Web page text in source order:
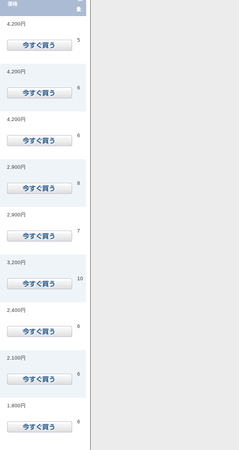
価格
量.
4,200円
5
4,200円
6
4,200円
6
2,900円
8
2,900円
7
3,200円
10
2,400円
6
2,100円
6
1,800円
6